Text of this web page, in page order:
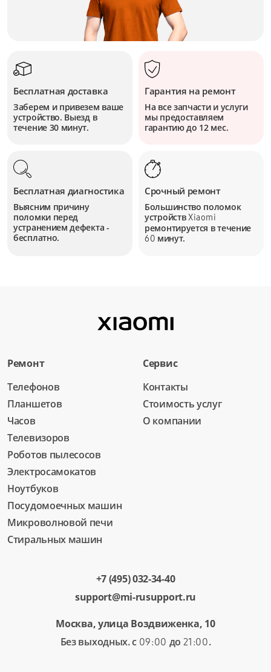
Бесплатная доставка
Заберем и привезем ваше
устройство. Выезд в
течение 30 минут.
Гарантия на ремонт
На все запчасти и услуги
мы предоставляем
гарантию до 12 мес.
Бесплатная диагностика
Выясним причину
поломки перед
устранением дефекта -
бесплатно.
Срочный ремонт
Большинство поломок
устройствXiaomi
ремонтируется в течение
60 минут.
Ремонт
Телефонов
Планшетов
Часов
Телевизоров
Роботов пылесосов
Электросамокатов
Ноутбуков
Посудомоечных машин
Микроволновой печи
Стиральных машин
Сервис
Контакты
Стоимость услуг
О компании
+7 (495) 032-34-40
support@mi-rusupport.ru
Москва, улица Воздвиженка, 10
Без выходных. с 09:00 до 21:00.